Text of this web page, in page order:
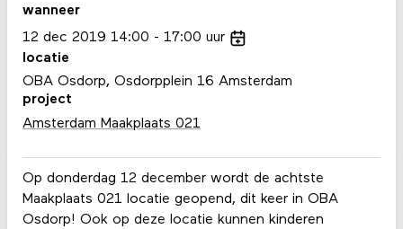
Op donderdag 12 december wordt de achtste
Maakplaats 021 locatie geopend, dit keer in OBA
Osdorp! Ook op deze locatie kunnen kinderen
wanneer
12 dec 2019 14:00 17:00 uur
locatie
OBA Osdorp, Osdorpplein 16 Amsterdam
project
Amsterdam Maakplaats 021